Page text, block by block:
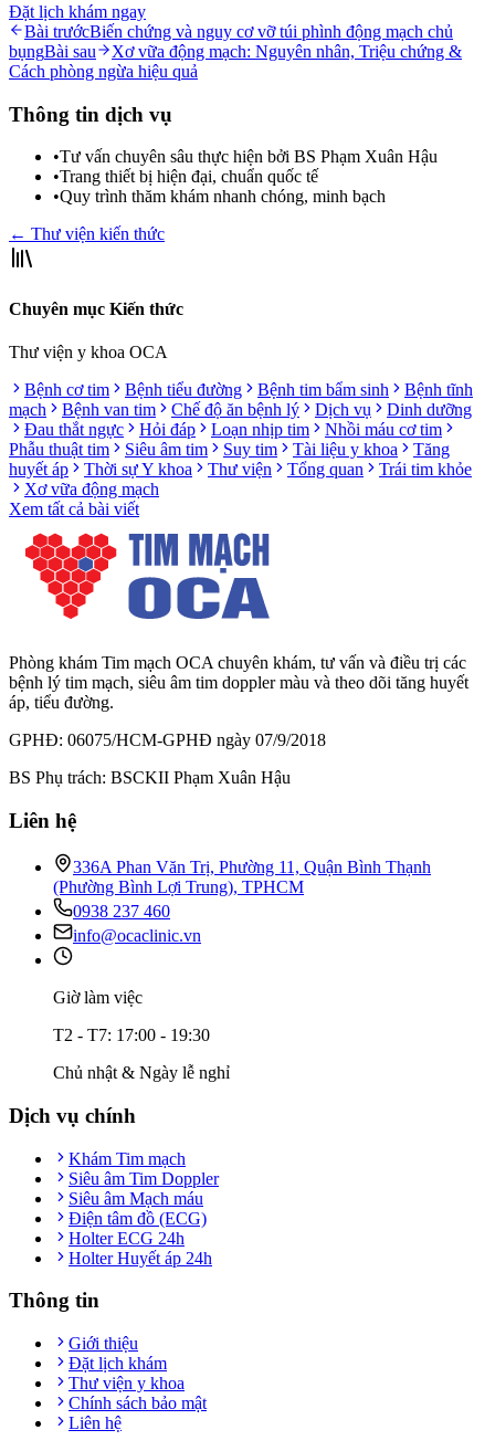
Đặt lịch khám ngay
Bài trướcBiến chứng và nguy cơ vỡ túi phình động mạch chủ
bụngBài sau
Xơ vữa động mạch: Nguyên nhân, Triệu chứng &
Cách phòng ngừa hiệu quả
Thông tin dịch vụ
•Tư vấn chuyên sâu thực hiện bởi BS Phạm Xuân Hậu
•Trang thiết bị hiện đại, chuẩn quốc tế
•Quy trình thăm khám nhanh chóng, minh bạch
← Thư viện kiến thức
Chuyên mục Kiến thức
Thư viện y khoa OCA
Bệnh cơ tim
Bệnh tiểu đường Bệnh tim bẩm sinh
Bệnh tĩnh
mạch
Bệnh van tim Chế độ ăn bệnh lý Dịch vụ
Dinh dưỡng
Đau thắt ngực
Hỏi đáp Loạn nhịp tim
Nhồi máu cơ tim
Phẫu thuật tim
Siêu âm tim Suy tim Tài liệu y khoa
Tăng
huyết áp
Thời sự Y khoa Thư viện Tổng quan
Trái tim khỏe
Xơ vữa động mạch
Xem tất cả bài viết
Phòng khám Tim mạch OCA chuyên khám, tư vấn và điều trị các
bệnh lý tim mạch, siêu âm tim doppler màu và theo dõi tăng huyết
áp, tiểu đường.
GPHĐ: 06075/HCM-GPHĐ ngày 07/9/2018
BS Phụ trách: BSCKII Phạm Xuân Hậu
Liên hệ
336A Phan Văn Trị, Phường 11, Quận Bình Thạnh
(Phường Bình Lợi Trung), TPHCM
0938 237 460
info@ocaclinic.vn
Giờ làm việc
T2 - T7: 17:00 - 19:30
Chủ nhật & Ngày lễ nghỉ
Dịch vụ chính
Khám Tim mạch
Siêu âm Tim Doppler
Siêu âm Mạch máu
Điện tâm đồ (ECG)
Holter ECG 24h
Holter Huyết áp 24h
Thông tin
Giới thiệu
Đặt lịch khám
Thư viện y khoa
Chính sách bảo mật
Liên hệ